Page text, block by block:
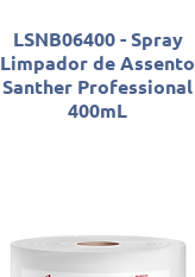
LSNB06400 - Spray
Limpador de Assento
Santher Professional
400mL